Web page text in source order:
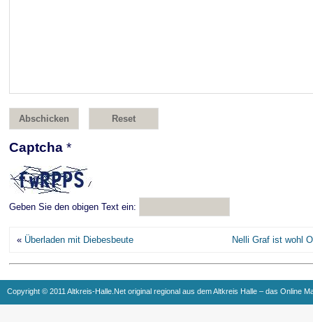
Captcha *
Geben Sie den obigen Text ein:
« Überladen mit Diebesbeute Nelli Graf ist wohl
Copyright © 2011 Altkreis-Halle.Net original regional aus dem Altkreis Halle – das Online